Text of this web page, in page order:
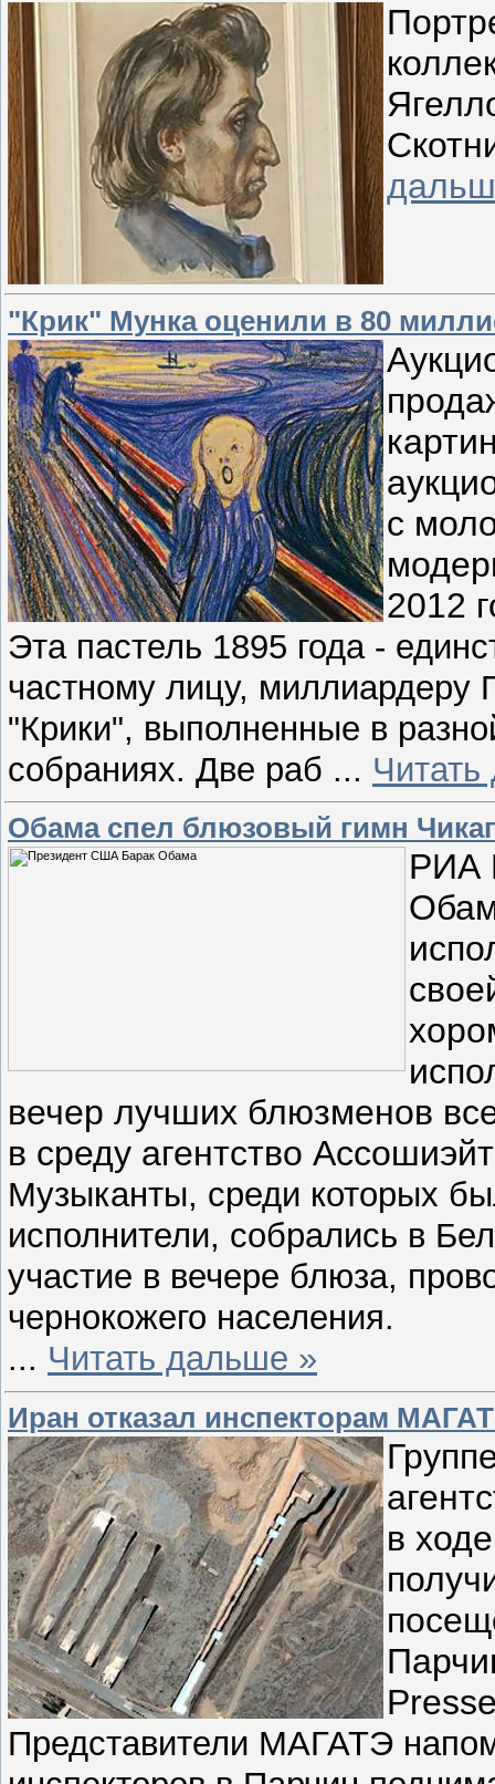
"Крик" Мунка оценили в 80
с
2012
Эта пастель 1895 года -
частному лицу, миллиардеру
"Крики", выполненные в
собраниях. Две раб ...
Обама спел блюзовый гимн
РИА
вечер лучших блюзменов
в среду агентство
Музыканты, среди которых
исполнители, собрались в
участие в вечере блюза,
чернокожего населения.
... Читать дальше »
Иран отказал инспекторам
в
Представители МАГАТЭ